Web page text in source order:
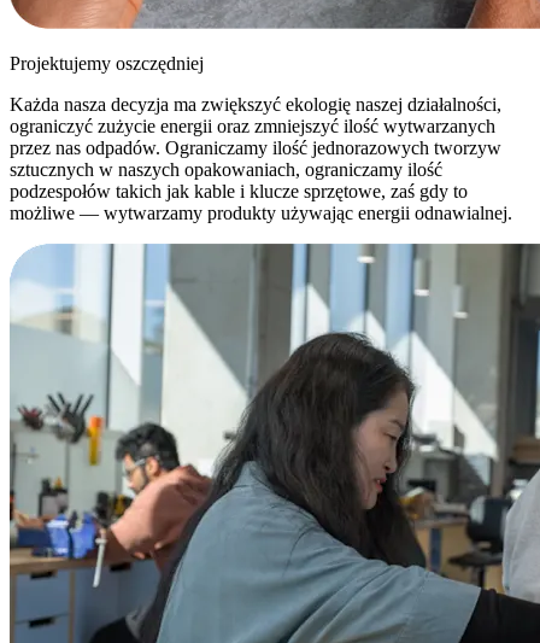
Projektujemy oszczędniej
Każda nasza decyzja ma zwiększyć ekologię naszej działalności,
ograniczyć zużycie energii oraz zmniejszyć ilość wytwarzanych
przez nas odpadów. Ograniczamy ilość jednorazowych tworzyw
sztucznych w naszych opakowaniach, ograniczamy ilość
podzespołów takich jak kable i klucze sprzętowe, zaś gdy to
możliwe — wytwarzamy produkty używając energii odnawialnej.